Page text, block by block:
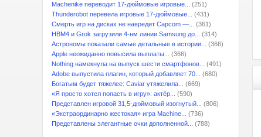
Machenike переводит 17-дюймовые игровые...
(251)
Thunderobot перевела игровые 17-дюймовые...
(431)
Смерть игр на дисках не навредит Capcom —...
(361)
HBM4 и Grok загрузили 4-нм линии Samsung до...
(314)
Астрономы показали самые детальные в истории...
(366)
Apple неожиданно повысила выплаты...
(366)
Nothing намекнула на выпуск шести смартфонов...
(491)
Adobe выпустила плагин, который добавляет 70...
(680)
Богатым будет тяжелее: Caviar утяжелила...
(669)
«Я просто хотел попасть в игру»: актёр...
(590)
Представлен игровой 31,5-дюймовый изогнутый...
(806)
«Экстраординарно жестокая» игра Machine...
(736)
Представлены элегантные очки дополненной...
(788)